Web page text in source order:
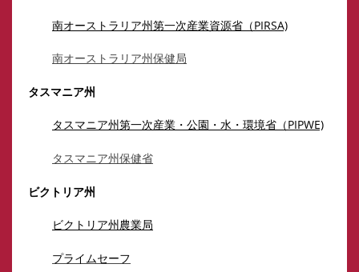
南オーストラリア州第一次産業資源省（PIRSA)
南オーストラリア州保健局
タスマニア州
タスマニア州第一次産業・公園・水・環境省（PIPWE)
タスマニア州保健省
ビクトリア州
ビクトリア州農業局
プライムセーフ